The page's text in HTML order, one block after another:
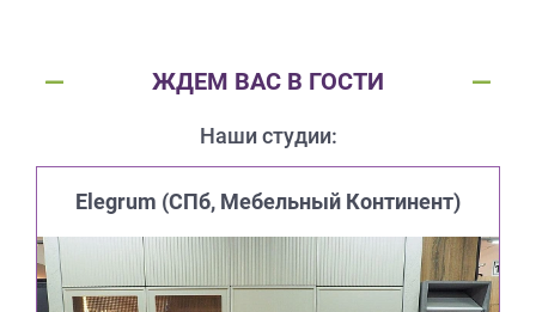
ЖДЕМ ВАС В ГОСТИ
Наши студии:
Elegrum (CПб, Мебельный Континент)